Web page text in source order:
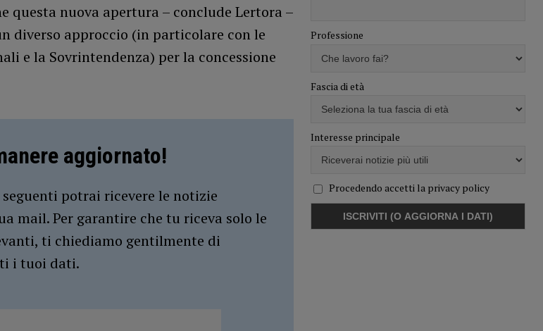
questa nuova apertura – conclude Lertora –
diverso approccio (in particolare con le
e la Sovrintendenza) per la concessione
aggiornato!
potrai ricevere le notizie
mail. Per garantire che tu riceva solo le
ti chiediamo gentilmente di
i tuoi dati.
Professione
Fascia di età
Interesse principale
Procedendo accetti la privacy policy